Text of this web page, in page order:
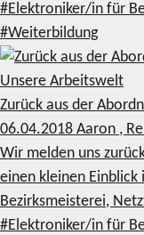
#Elektroniker/in für
#Weiterbildung
Unsere Arbeitswelt
Zurück aus der
06.04.2018 Aaron ,
Wir melden uns
einen kleinen Einblick
Bezirksmeisterei,
#Elektroniker/in für